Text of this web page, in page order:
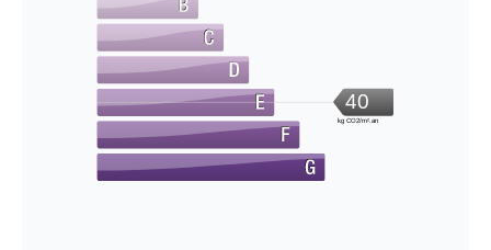
40
kg CO2/m².an